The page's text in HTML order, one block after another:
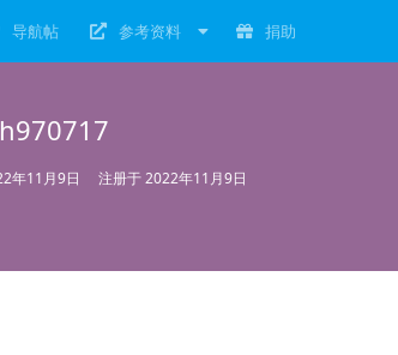
导航帖 参考资料 捐助
年11月9日 注册于2022年11月9日